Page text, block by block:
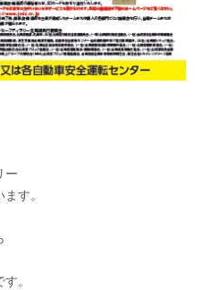
ー
す。
。